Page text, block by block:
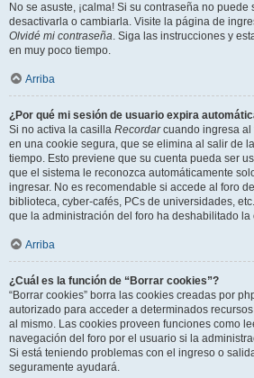
No se asuste, ¡calma! Si su contraseña no
desactivarla o cambiarla. Visite la página de
Olvidé mi contraseña. Siga las instrucciones y
en muy poco tiempo.
Arriba
¿Por qué mi sesión de usuario expira
Si no activa la casilla Recordarcuando ingresa al
en una cookie segura, que se elimina al salir de
tiempo. Esto previene que su cuenta pueda ser
que el sistema le reconozca automáticamente
ingresar. No es recomendable si accede al foro
biblioteca, cyber-cafés, PCs de universidades,
que la administración del foro ha deshabilitado la
Arriba
¿Cuál es la función de “Borrar cookies”?
“Borrar cookies” borra las cookies creadas por
autorizado para acceder a determinados
al mismo. Las cookies proveen funciones como
navegación del foro por el usuario si la
Si está teniendo problemas con el ingreso o
seguramente ayudará.